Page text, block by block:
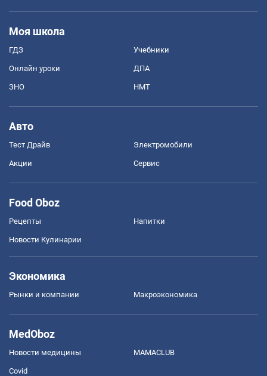
Моя школа
ГДЗ Учебники
Онлайн уроки ДПА
ЗНО НМТ
Авто
Тест Драйв Электромобили
Акции Сервис
Food Oboz
Рецепты Напитки
Новости Кулинарии
Экономика
Рынки и компании Mакроэкономика
MedOboz
Новости медицины MAMACLUB
Covid